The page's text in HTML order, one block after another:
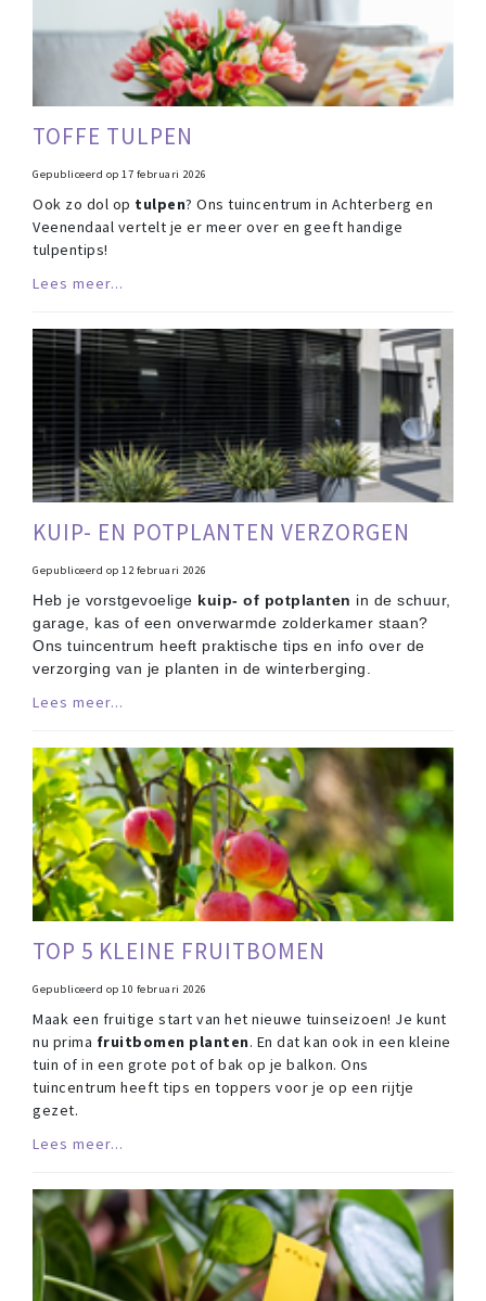
TOFFE TULPEN
Gepubliceerd op 17 februari 2026
Ook zo dol op tulpen? Ons tuincentrum in Achterberg en
Veenendaal vertelt je er meer over en geeft handige
tulpentips!
Lees meer...
KUIP- EN POTPLANTEN VERZORGEN
Gepubliceerd op 12 februari 2026
Heb je vorstgevoelige kuip- of potplanten in de schuur,
garage, kas of een onverwarmde zolderkamer staan?
Ons tuincentrum heeft praktische tips en info over de
verzorging van je planten in de winterberging.
Lees meer...
TOP 5 KLEINE FRUITBOMEN
Gepubliceerd op 10 februari 2026
Maak een fruitige start van het nieuwe tuinseizoen! Je kunt
nu prima fruitbomen planten. En dat kan ook in een kleine
tuin of in een grote pot of bak op je balkon. Ons
tuincentrum heeft tips en toppers voor je op een rijtje
gezet.
Lees meer...